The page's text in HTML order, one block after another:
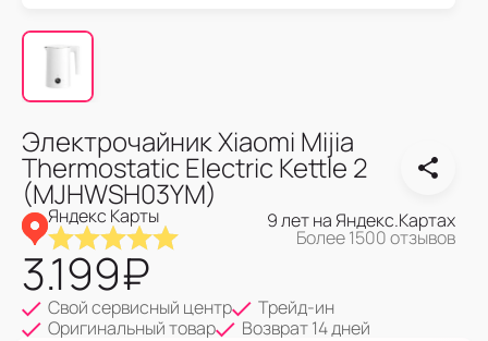
Электрочайник Xiaomi Mijia
Thermostatic Electric Kettle 2
(MJHWSH03YM)
Яндекс Карты 9 лет на Яндекс.Картах
Более 1500 отзывов
3.199₽
Свой сервисный центр
Трейд-ин
Оригинальный товар
Возврат 14 дней